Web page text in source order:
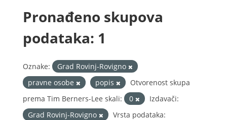
Pronađeno skupova
podataka: 1
Oznake:
Grad Rovinj-Rovigno
pravne osobe
popis
Otvorenost skupa
prema Tim Berners-Lee skali:
0
Izdavači:
Grad Rovinj-Rovigno
Vrsta podataka: